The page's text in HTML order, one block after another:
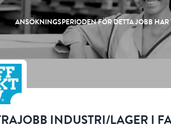
INDUSTRI/LAGER I